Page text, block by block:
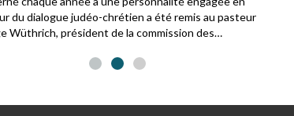
du dialogue judéo-chrétien a été remis au pasteur
Wüthrich, président de la commission des